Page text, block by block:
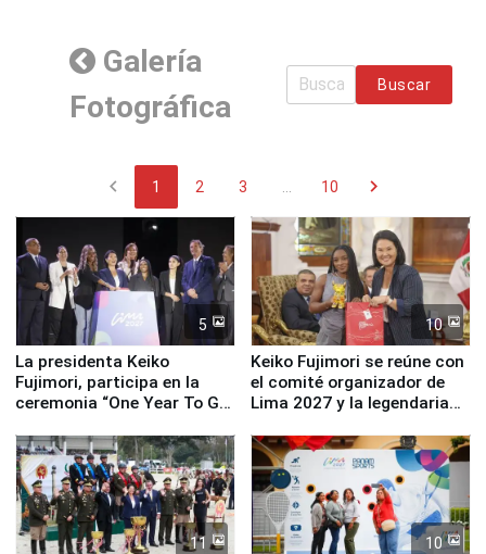
Galería
Fotográfica
Buscar
chevron_left 1 2 3 10 chevron_right
5
La presidenta Keiko
Fujimori, participa en la
ceremonia “One Year To Go
10
Keiko Fujimori se reúne con
el comité organizador de
Lima 2027 y la legendaria
11 10